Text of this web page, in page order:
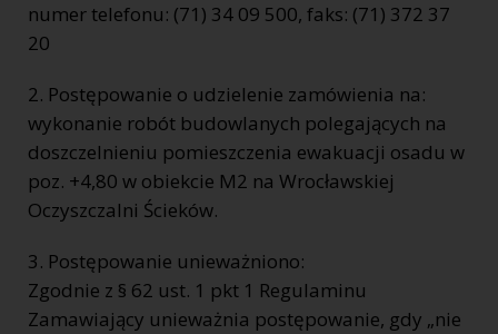
numer telefonu: (71) 34 09 500, faks: (71) 372 37
20
2. Postępowanie o udzielenie zamówienia na:
wykonanie robót budowlanych polegających na
doszczelnieniu pomieszczenia ewakuacji osadu w
poz. +4,80 w obiekcie M2 na Wrocławskiej
Oczyszczalni Ścieków.
3. Postępowanie unieważniono:
Zgodnie z § 62 ust. 1 pkt 1 Regulaminu
Zamawiający unieważnia postępowanie, gdy „nie